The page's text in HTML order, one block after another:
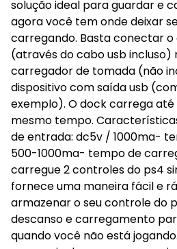
solução ideal para guardar e
agora você tem onde deixar
carregando. Basta conectar
(através do cabo usb incluso)
carregador de tomada (não
dispositivo com saída usb
exemplo). O dock carrega
mesmo tempo.
de entrada: dc5v / 1000ma-
500-1000ma- tempo de
carregue 2 controles do ps4
fornece uma maneira fácil e
armazenar o seu controle do
descanso e carregamento
quando você não está